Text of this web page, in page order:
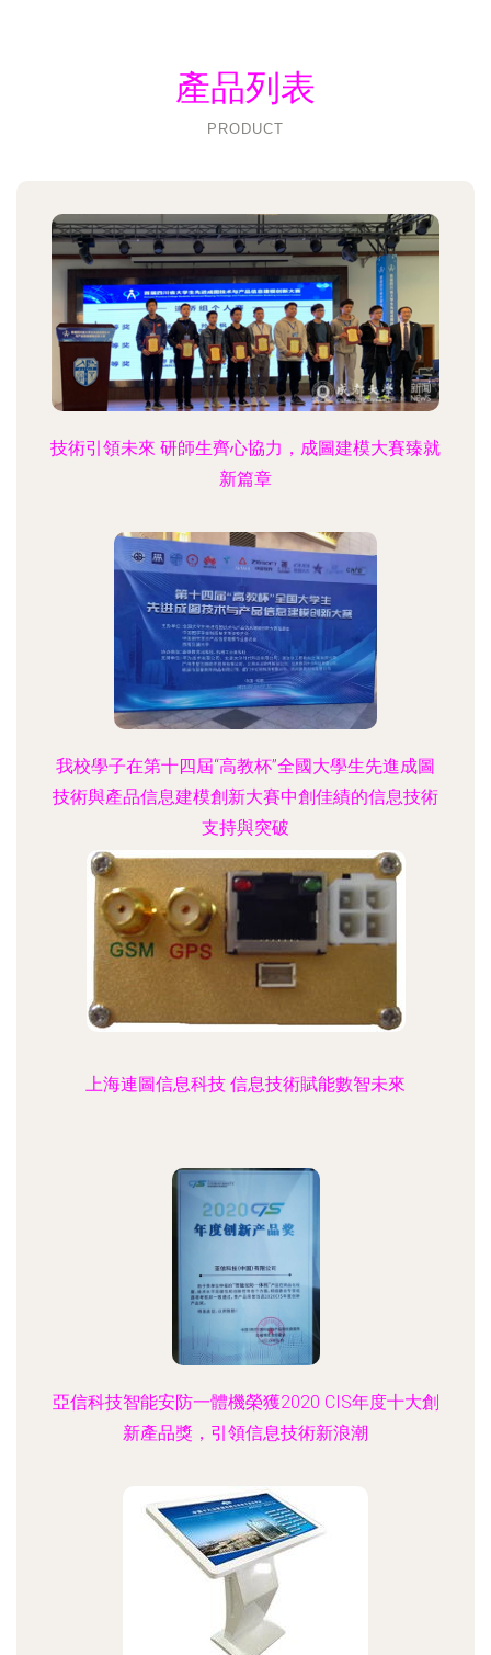
產品列表
PRODUCT
技術引領未來 研師生齊心協力，成圖建模大賽臻就
新篇章
我校學子在第十四屆“高教杯”全國大學生先進成圖
技術與產品信息建模創新大賽中創佳績的信息技術
支持與突破
上海連圖信息科技 信息技術賦能數智未來
亞信科技智能安防一體機榮獲2020 CIS年度十大創
新產品獎，引領信息技術新浪潮